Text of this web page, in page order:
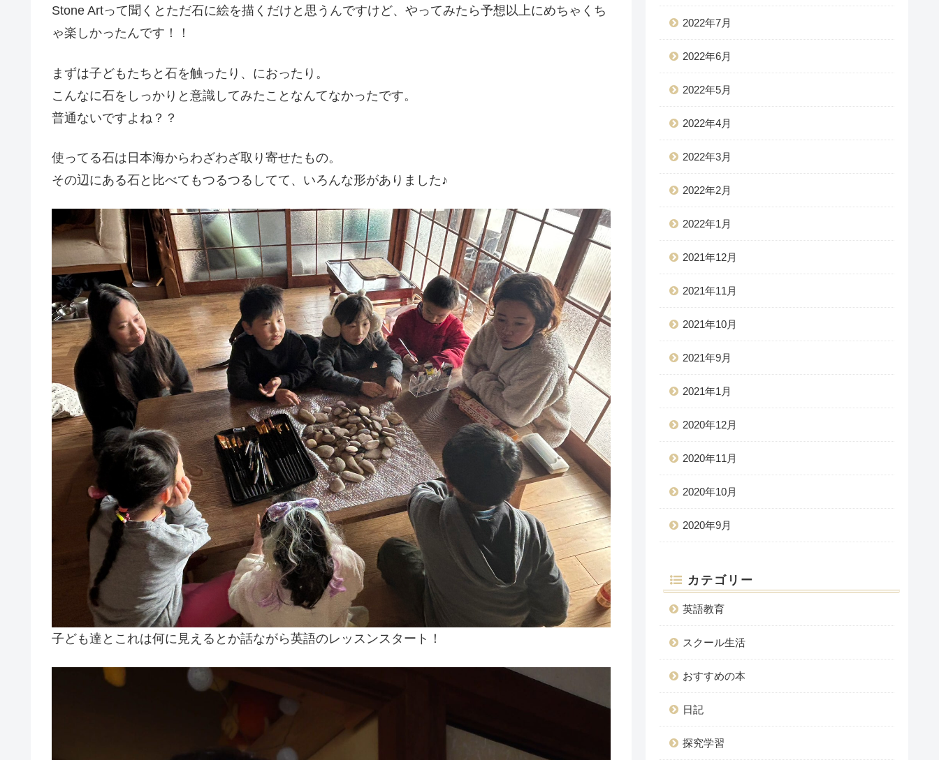
Stone Artって聞くとただ石に絵を描くだけと思うんですけど、やってみたら予想以上にめちゃくち
ゃ楽しかったんです！！
まずは子どもたちと石を触ったり、におったり。
こんなに石をしっかりと意識してみたことなんてなかったです。
普通ないですよね？？
使ってる石は日本海からわざわざ取り寄せたもの。
その辺にある石と比べてもつるつるしてて、いろんな形がありました♪
子ども達とこれは何に見えるとか話ながら英語のレッスンスタート！
2022年7月
2022年6月
2022年5月
2022年4月
2022年3月
2022年2月
2022年1月
2021年12月
2021年11月
2021年10月
2021年9月
2021年1月
2020年12月
2020年11月
2020年10月
2020年9月
カテゴリー
英語教育
スクール生活
おすすめの本
日記
探究学習